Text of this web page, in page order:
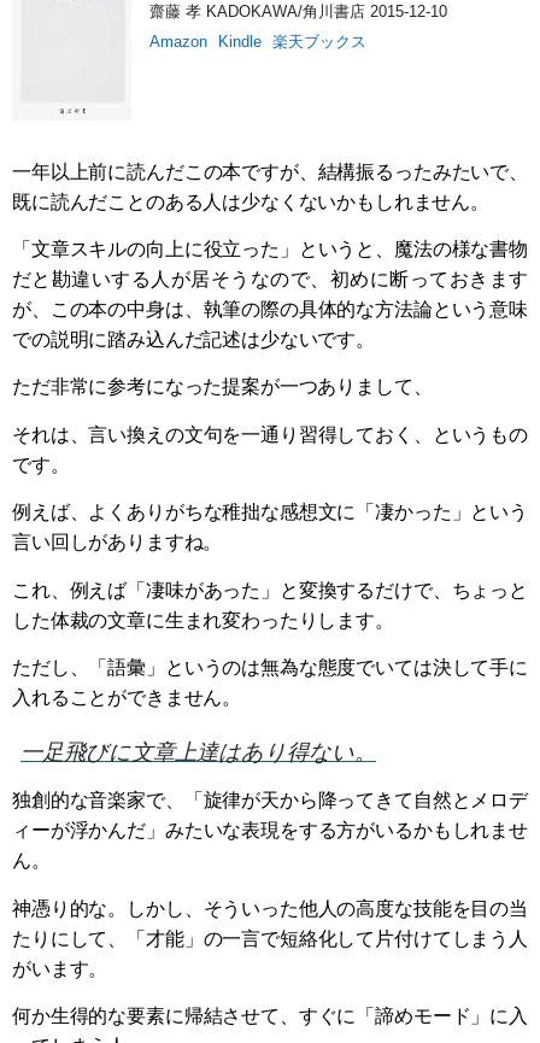
齋藤 孝 KADOKAWA/角川書店 2015-12-10
Amazon
Kindle 楽天ブックス
一年以上前に読んだこの本ですが、結構振るったみたいで、
既に読んだことのある人は少なくないかもしれません。
「文章スキルの向上に役立った」というと、魔法の様な書物
だと勘違いする人が居そうなので、初めに断っておきます
が、この本の中身は、執筆の際の具体的な方法論という意味
での説明に踏み込んだ記述は少ないです。
ただ非常に参考になった提案が一つありまして、
それは、言い換えの文句を一通り習得しておく、というもの
です。
例えば、よくありがちな稚拙な感想文に「凄かった」という
言い回しがありますね。
これ、例えば「凄味があった」と変換するだけで、ちょっと
した体裁の文章に生まれ変わったりします。
ただし、「語彙」というのは無為な態度でいては決して手に
入れることができません。
一足飛びに文章上達はあり得ない。
独創的な音楽家で、「旋律が天から降ってきて自然とメロデ
ィーが浮かんだ」みたいな表現をする方がいるかもしれませ
ん。
神憑り的な。しかし、そういった他人の高度な技能を目の当
たりにして、「才能」の一言で短絡化して片付けてしまう人
がいます。
何か生得的な要素に帰結させて、すぐに「諦めモード」に入